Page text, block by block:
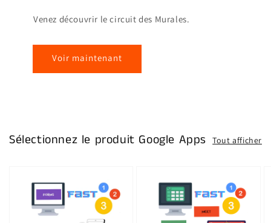
Venez découvrir le circuit des Murales.
Voir maintenant
Sélectionnez le produit Google Apps Tout afficher